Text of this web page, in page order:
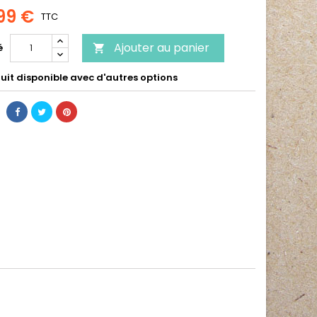
€ TTC
 Ajouter au panier
disponible avec d'autres options